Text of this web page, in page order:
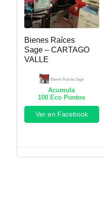
Bienes Raíces
Sage – CARTAGO
VALLE
Bienes Raices Sage
Acumula
100 Eco Puntos
Ver en Facebook